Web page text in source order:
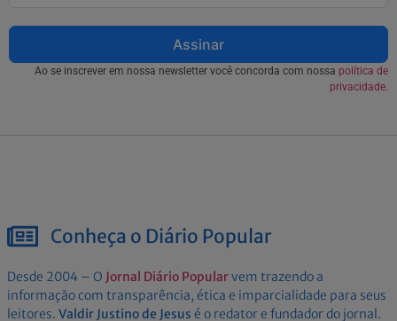
Assinar
Ao se inscrever em nossa newsletter você concorda com nossa política de
privacidade.
Conheça o Diário Popular
Desde 2004 – O Jornal Diário Popularvem trazendo a
informação com transparência, ética e imparcialidade para seus
leitores. Valdir Justino de Jesus é o redator e fundador do jornal.